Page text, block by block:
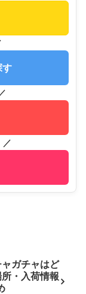
／
ガチャはど
・入荷情報